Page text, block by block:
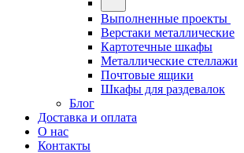
Выполненные проекты
Верстаки металлические
Картотечные шкафы
Металлические стеллажи
Почтовые ящики
Шкафы для раздевалок
Блог
Доставка и оплата
О нас
Контакты